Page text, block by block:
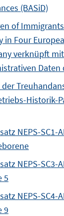
(BASiD)
of
in Four
verknüpft mit
Daten
der
Historik-
NEPS-SC1-
NEPS-SC3-
5
NEPS-SC4-
9